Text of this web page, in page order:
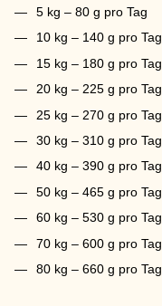
5 kg – 80 g pro Tag
10 kg – 140 g pro Tag
15 kg – 180 g pro Tag
20 kg – 225 g pro Tag
25 kg – 270 g pro Tag
30 kg – 310 g pro Tag
40 kg – 390 g pro Tag
50 kg – 465 g pro Tag
60 kg – 530 g pro Tag
70 kg – 600 g pro Tag
80 kg – 660 g pro Tag